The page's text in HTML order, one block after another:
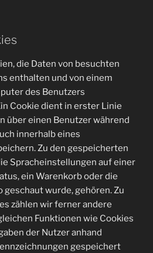
die Daten von besuchten
enthalten und von einem
des Benutzers
Cookie dient in erster Linie
über einen Benutzer während
innerhalb eines
Zu den gespeicherten
Spracheinstellungen auf einer
ein Warenkorb oder die
geschaut wurde, gehören. Zu
zählen wir ferner andere
Funktionen wie Cookies
der Nutzer anhand
gespeichert